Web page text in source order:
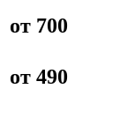
от 700
от 490